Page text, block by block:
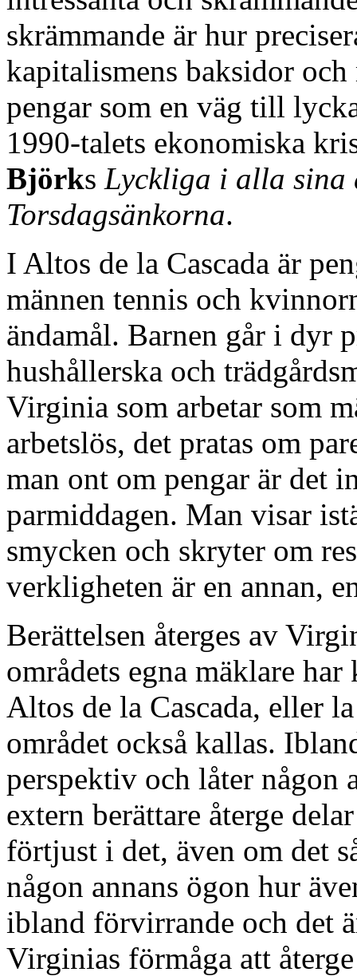
skrämmande är hur
kapitalismens baksidor
pengar som en väg till
1990-talets ekonomiska
Björks Lyckliga i alla sina
Torsdagsänkorna.
I Altos de la Cascada är
männen tennis och
ändamål. Barnen går i dyr
hushållerska och
Virginia som arbetar som
arbetslös, det pratas om
man ont om pengar är det
parmiddagen. Man visar
smycken och skryter om
verkligheten är en annan,
Berättelsen återges av
områdets egna mäklare
Altos de la Cascada, eller
området också kallas.
perspektiv och låter någon
extern berättare återge
förtjust i det, även om det
någon annans ögon hur
ibland förvirrande och det
Virginias förmåga att